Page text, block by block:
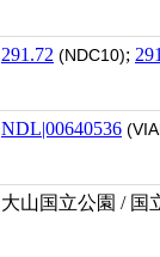
291.72 (NDC10);
NDL|00640536
大山国立公園 / 国